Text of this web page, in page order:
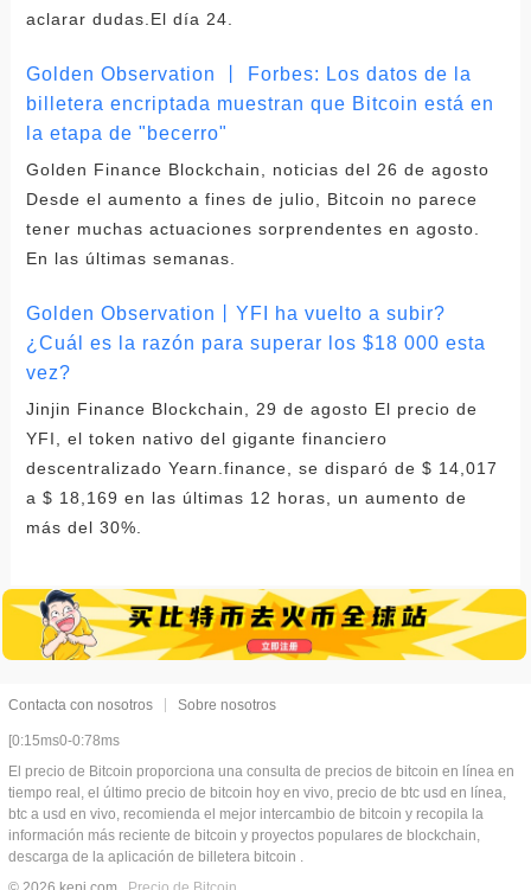
aclarar dudas.El día 24.
Golden Observation 丨 Forbes: Los datos de la
billetera encriptada muestran que Bitcoin está en
la etapa de "becerro"
Golden Finance Blockchain, noticias del 26 de agosto
Desde el aumento a fines de julio, Bitcoin no parece
tener muchas actuaciones sorprendentes en agosto.
En las últimas semanas.
Golden Observation丨YFI ha vuelto a subir?
¿Cuál es la razón para superar los $18 000 esta
vez?
Jinjin Finance Blockchain, 29 de agosto El precio de
YFI, el token nativo del gigante financiero
descentralizado Yearn.finance, se disparó de $ 14,017
a $ 18,169 en las últimas 12 horas, un aumento de
más del 30%.
Contacta con nosotros Sobre nosotros
[0:15ms0-0:78ms
El precio de Bitcoin proporciona una consulta de precios de bitcoin en línea en
tiempo real, el último precio de bitcoin hoy en vivo, precio de btc usd en línea,
btc a usd en vivo, recomienda el mejor intercambio de bitcoin y recopila la
información más reciente de bitcoin y proyectos populares de blockchain,
descarga de la aplicación de billetera bitcoin .